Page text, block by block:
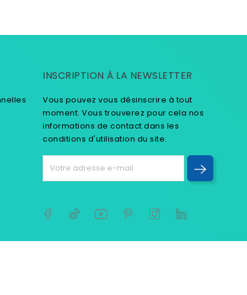
INSCRIPTION À LA NEWSLETTER
Vous pouvez vous désinscrire à tout
moment. Vous trouverez pour cela nos
informations de contact dans les
conditions d'utilisation du site.